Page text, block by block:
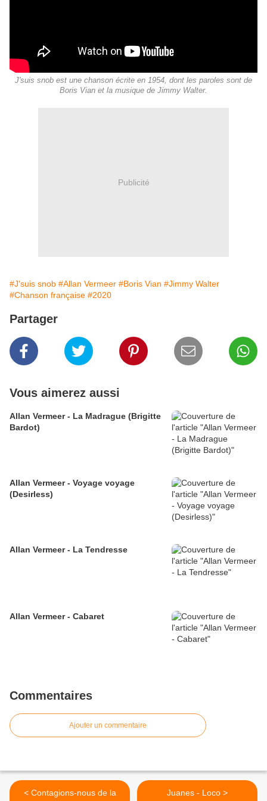
J'suis snob est une chanson écrite en 1954, dont les paroles sont de
Boris Vian et la musique de Jimmy Walter.
Publicité
#J'suis snob #Allan Vermeer #Boris Vian #Jimmy Walter
#Chanson française #2020
Partager
Vous aimerez aussi
Allan Vermeer - La Madrague (Brigitte
Bardot)
Allan Vermeer - Voyage voyage
(Desirless)
Allan Vermeer - La Tendresse
Allan Vermeer - Cabaret
Commentaires
Ajouter un commentaire
< Contagions-nous de la
Juanes - Loco >